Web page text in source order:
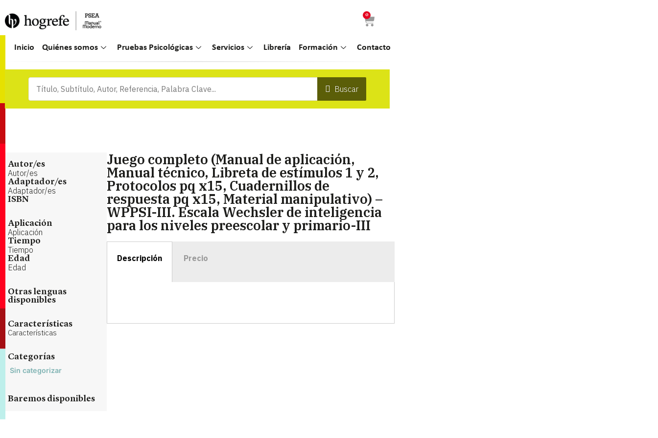
0
Inicio Quiénes somos Pruebas Psicológicas Servicios Librería Formación Contacto
Buscar
Autor/es
Autor/es
Adaptador/es
Adaptador/es
ISBN
Aplicación
Aplicación
Tiempo
Tiempo
Edad
Edad
Otras lenguas
disponibles
Características
Características
Categorías
Sin categorizar
Baremos disponibles
Juego completo (Manual de aplicación,
Manual técnico, Libreta de estímulos 1 y 2,
Protocolos pq x15, Cuadernillos de
respuesta pq x15, Material manipulativo) –
WPPSI-III. Escala Wechsler de inteligencia
para los niveles preescolar y primario-III
Descripción Precio